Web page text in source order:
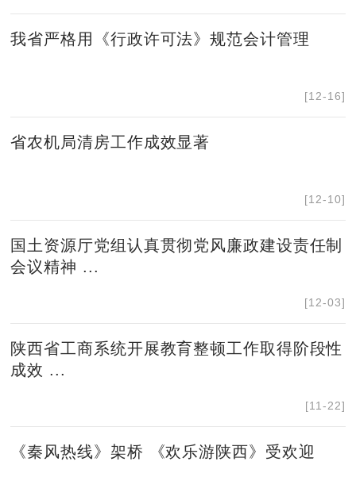
我省严格用《行政许可法》规范会计管理
[12-16]
省农机局清房工作成效显著
[12-10]
国土资源厅党组认真贯彻党风廉政建设责任制
会议精神 ...
[12-03]
陕西省工商系统开展教育整顿工作取得阶段性
成效 ...
[11-22]
《秦风热线》架桥 《欢乐游陕西》受欢迎